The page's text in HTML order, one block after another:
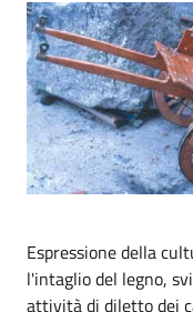
Espressione della
l'intaglio del legno,
attività di diletto dei